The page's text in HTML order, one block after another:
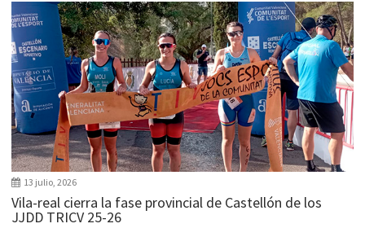
13 julio, 2026
Vila-real cierra la fase provincial de Castellón de los
JJDD TRICV 25-26